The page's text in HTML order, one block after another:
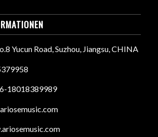
Yucun Road, Suzhou, Jiangsu, CHINA
18018389989